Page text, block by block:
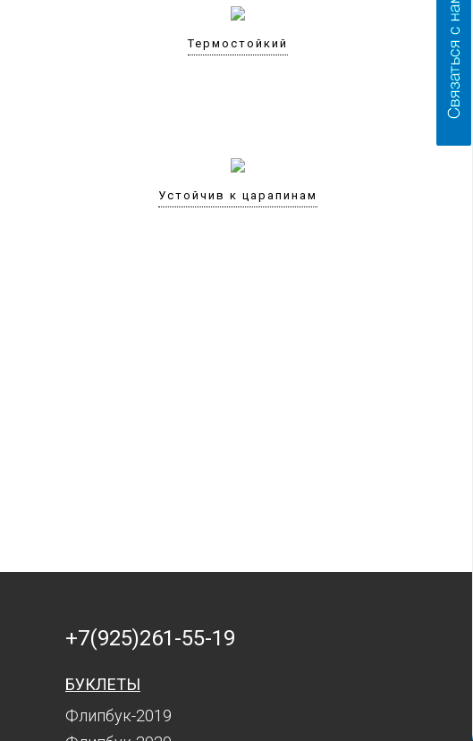
Термостойкий
Устойчив к царапинам
+7(925)261-55-19
БУКЛЕТЫ
Флипбук-2019